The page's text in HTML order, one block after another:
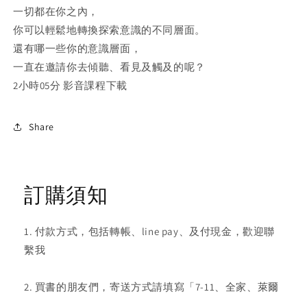
一切都在你之內，
你可以輕鬆地轉換探索意識的不同層面。
還有哪一些你的意識層面，
一直在邀請你去傾聽、看見及觸及的呢？
2小時05分 影音課程下載
Share
訂購須知
1. 付款方式，包括轉帳、line pay、及付現金，歡迎聯
繫我
2. 買書的朋友們，寄送方式請填寫「7-11、全家、萊爾